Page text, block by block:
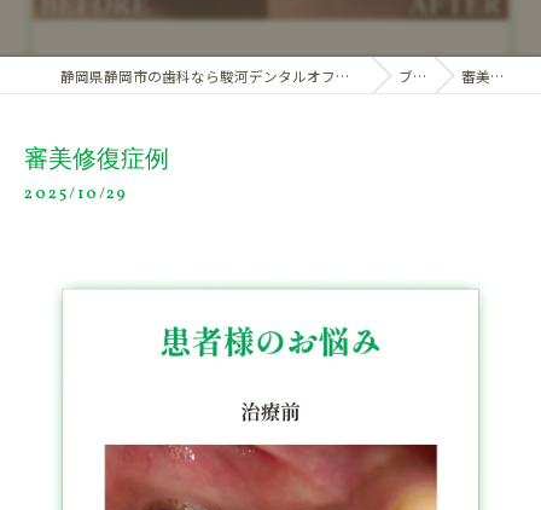
静岡県静岡市の歯科なら駿河デンタルオフィス静岡マイクロスコープ歯科 ブログ 審美修復症例
審美修復症例
2025/10/29